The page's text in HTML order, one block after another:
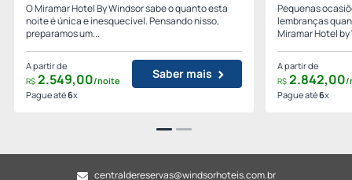
O Miramar Hotel By Windsor sabe o quanto esta
noite é única e inesquecível. Pensando nisso,
preparamos um...
A partir de
R$ 2.549,00/noite
Pague até6x
Saber mais
Pequenas
lembranças
Miramar Hotel by
A partir de
R$ 2.842,00/
Pague até6x
centraldereservas@windsorhoteis.com.br